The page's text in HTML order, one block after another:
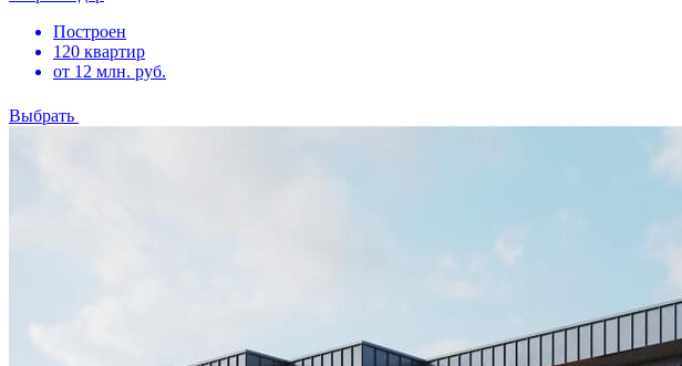
Построен
120 квартир
от 12 млн. руб.
Выбрать